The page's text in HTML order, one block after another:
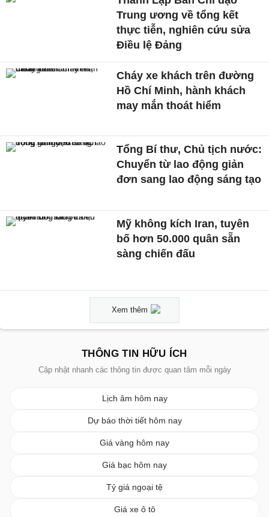
Trung ương về tổng kết
thực tiễn, nghiên cứu sửa
Điều lệ Đảng
Cháy xe khách trên đường
Hồ Chí Minh, hành khách
may mắn thoát hiểm
Tổng Bí thư, Chủ tịch nước:
Chuyển từ lao động giản
đơn sang lao động sáng tạo
Mỹ không kích Iran, tuyên
bố hơn 50.000 quân sẵn
sàng chiến đấu
Xem thêm
THÔNG TIN HỮU ÍCH
Cập nhật nhanh các thông tin được quan tâm mỗi ngày
Lịch âm hôm nay
Dự báo thời tiết hôm nay
Giá vàng hôm nay
Giá bạc hôm nay
Tỷ giá ngoại tệ
Giá xe ô tô